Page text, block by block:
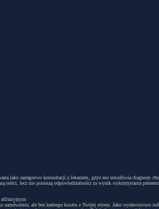
jako zastępstwo konsultacji z lekarzem, gdyż nie umożliwia diagnozy
lecz nie ponoszą odpowiedzialności za wynik wykorzystania
afiliacyjnym
ale bez żadnego kosztu z Twojej strony. Jako wydawnictwo